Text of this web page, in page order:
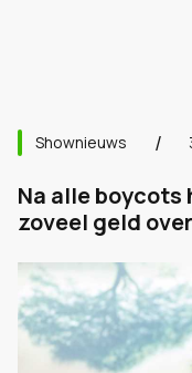
Shownieuws
Na alle boycots
zoveel geld